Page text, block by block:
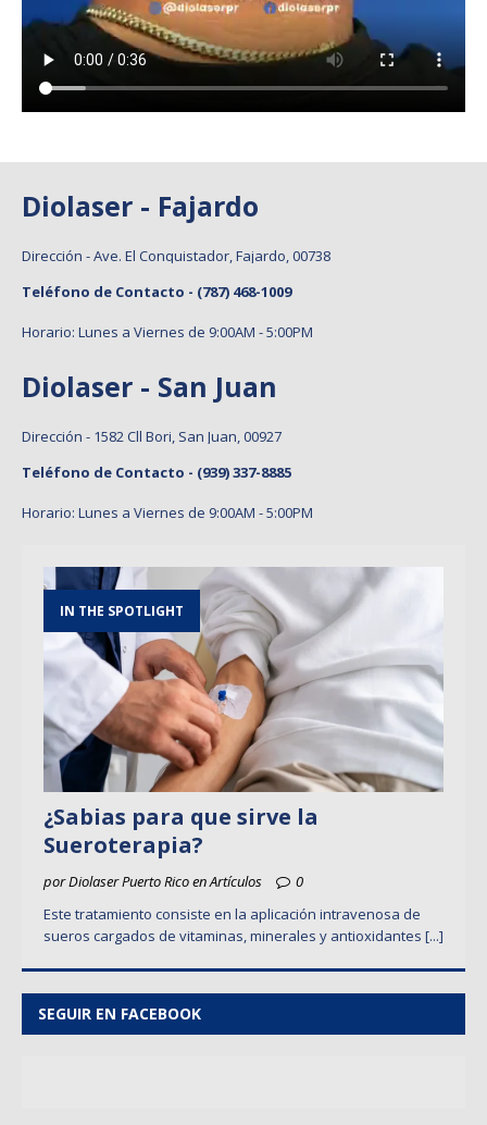
Diolaser - Fajardo
Dirección - Ave. El Conquistador, Fajardo, 00738
Teléfono de Contacto - (787) 468-1009
Horario: Lunes a Viernes de 9:00AM - 5:00PM
Diolaser - San Juan
Dirección - 1582 Cll Bori, San Juan, 00927
Teléfono de Contacto - (939) 337-8885
Horario: Lunes a Viernes de 9:00AM - 5:00PM
IN THE SPOTLIGHT
¿Sabias para que sirve la
Sueroterapia?
por Diolaser Puerto Rico en Artículos
0
Este tratamiento consiste en la aplicación intravenosa de
sueros cargados de vitaminas, minerales y antioxidantes [...]
SEGUIR EN FACEBOOK